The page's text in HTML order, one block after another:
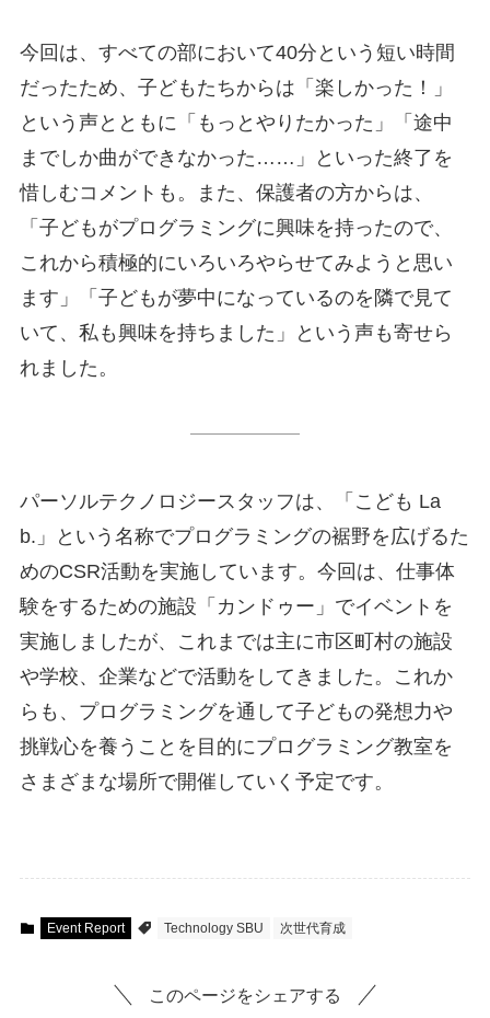
今回は、すべての部において40分という短い時間
だったため、子どもたちからは「楽しかった！」
という声とともに「もっとやりたかった」「途中
までしか曲ができなかった……」といった終了を
惜しむコメントも。また、保護者の方からは、
「子どもがプログラミングに興味を持ったので、
これから積極的にいろいろやらせてみようと思い
ます」「子どもが夢中になっているのを隣で見て
いて、私も興味を持ちました」という声も寄せら
れました。
パーソルテクノロジースタッフは、「こども La
b.」という名称でプログラミングの裾野を広げるた
めのCSR活動を実施しています。今回は、仕事体
験をするための施設「カンドゥー」でイベントを
実施しましたが、これまでは主に市区町村の施設
や学校、企業などで活動をしてきました。これか
らも、プログラミングを通して子どもの発想力や
挑戦心を養うことを目的にプログラミング教室を
さまざまな場所で開催していく予定です。
Event Report Technology SBU 次世代育成
このページをシェアする